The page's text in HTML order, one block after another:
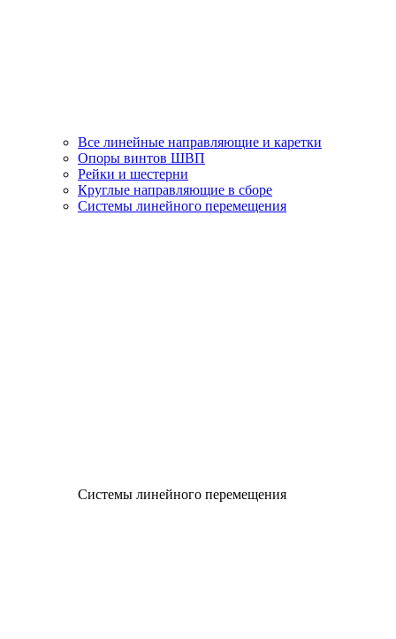
Все линейные направляющие и каретки
Опоры винтов ШВП
Рейки и шестерни
Круглые направляющие в сборе
Системы линейного перемещения
Системы линейного перемещения